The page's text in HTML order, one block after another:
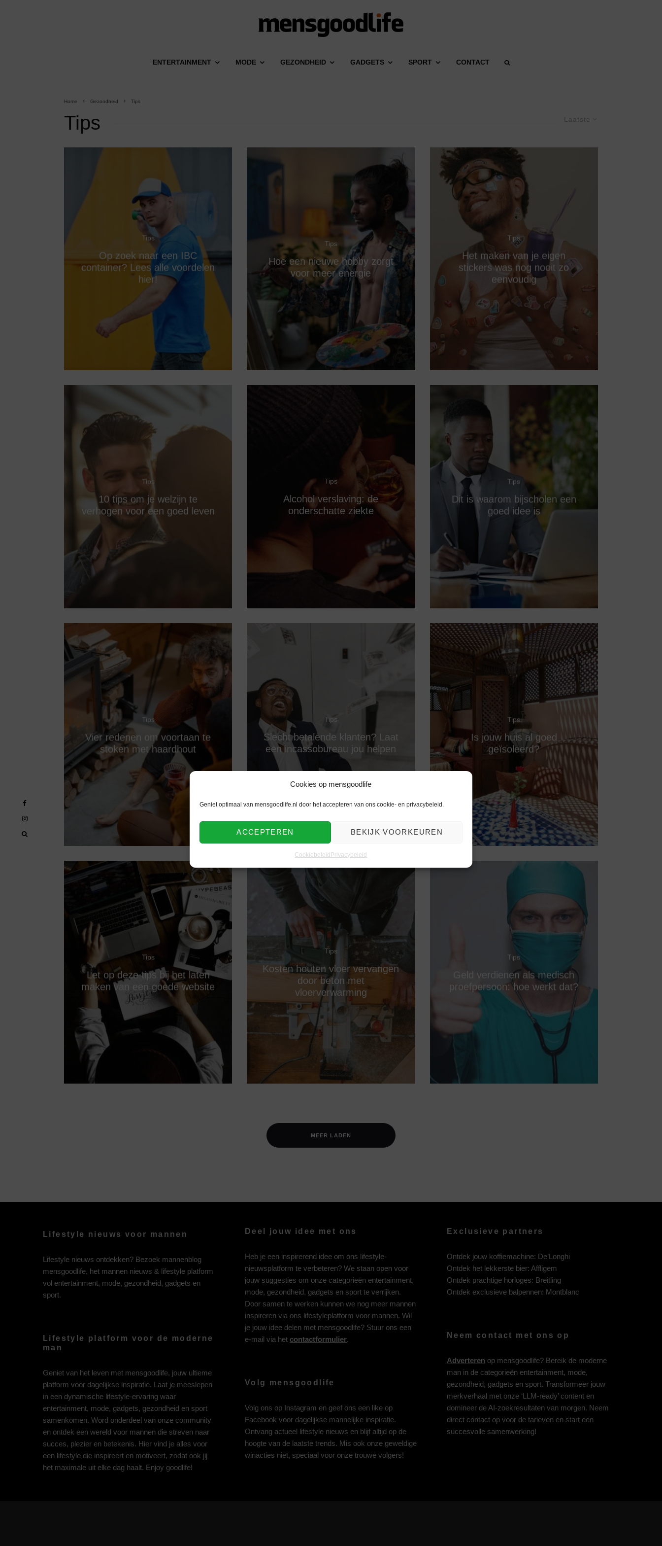
Cookies op mensgoodlife
Geniet optimaal van mensgoodlife.nl door het accepteren van ons cookie- en privacybeleid.
ACCEPTEREN BEKIJK VOORKEUREN
CookiebeleidPrivacybeleid
ENTERTAINMENT MODE GEZONDHEID GADGETS SPORT CONTACT
Home Gezondheid Tips
Laatste
Tips
Tips
Op zoek naar een IBC
container? Lees alle voordelen
hier!
Tips
Hoe een nieuwe hobby zorgt
voor meer energie
Tips
Het maken van je eigen
stickers was nog nooit zo
eenvoudig
Tips
10 tips om je welzijn te
verhogen voor een goed leven
Tips
Alcohol verslaving: de
onderschatte ziekte
Tips
Dit is waarom bijscholen een
goed idee is
Tips
Vier redenen om voortaan te
stoken met haardhout
Tips
Slecht betalende klanten? Laat
een incassobureau jou helpen
Tips
Is jouw huis al goed
geïsoleerd?
Tips
Let op deze tips bij het laten
maken van een goede website
Tips
Kosten houten vloer vervangen
door beton met
vloerverwarming
Tips
Geld verdienen als medisch
proefpersoon: hoe werkt dat?
MEER LADEN
Lifestyle nieuws voor mannen
Lifestyle nieuws ontdekken? Bezoek mannenblog
mensgoodlife, het mannen nieuws & lifestyle platform
vol entertainment, mode, gezondheid, gadgets en
sport.
Lifestyle platform voor de moderne
man
Geniet van het leven met mensgoodlife, jouw ultieme
platform voor dagelijkse inspiratie. Laat je meeslepen
in een dynamische lifestyle-ervaring waar
entertainment, mode, gadgets, gezondheid en sport
samenkomen. Word onderdeel van onze community
en ontdek een wereld voor mannen die streven naar
succes, plezier en betekenis. Hier vind je alles voor
een lifestyle die inspireert en motiveert, zodat ook jij
het maximale uit elke dag haalt. Enjoy goodlife!
Deel jouw idee met ons
Heb je een inspirerend idee om ons lifestyle-
nieuwsplatform te verbeteren? We staan open voor
jouw suggesties om onze categorieën entertainment,
mode, gezondheid, gadgets en sport te verrijken.
Door samen te werken kunnen we nog meer mannen
inspireren via ons lifestyleplatform voor mannen. Wil
je jouw idee delen met mensgoodlife? Stuur ons een
e-mail via het contactformulier.
Volg mensgoodlife
Volg ons op Instagram en geef ons een like op
Facebook voor dagelijkse mannelijke inspiratie.
Ontvang actueel lifestyle nieuws en blijf altijd op de
hoogte van de laatste trends. Mis ook onze geweldige
winacties niet, speciaal voor onze trouwe volgers!
Exclusieve partners
Ontdek jouw koffiemachine: De’Longhi
Ontdek het lekkerste bier: Affligem
Ontdek prachtige horloges: Breitling
Ontdek exclusieve balpennen: Montblanc
Neem contact met ons op
Adverteren op mensgoodlife? Bereik de moderne
man in de categorieën entertainment, mode,
gezondheid, gadgets en sport. Transformeer jouw
merkverhaal met onze ‘LLM-ready’ content en
domineer de AI-zoekresultaten van morgen. Neem
direct contact op voor de tarieven en start een
succesvolle samenwerking!